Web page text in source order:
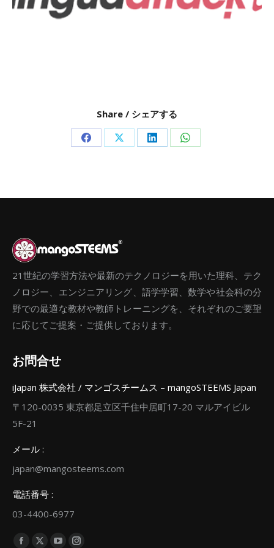
Share / シェアする
Share Share Share Share
21世紀の学習方法や最新のテクノロジーを用いた理科、テク
ノロジー、エンジニアリング、語学学習、数学や社会科の分
野での最適な教材や教師トレーニングを、それぞれのご要望
に応じてご提案・ご提供しております。
お問合せ
iJapan 株式会社 / マンゴスチームス – mangoSTEEMS Japan
〒120-0035 東京都足立区千住中居町17-20 マルアイビル
5F-21
メール :
japan@mangosteems.com
電話番号 :
03-4400-6977
Find us on: